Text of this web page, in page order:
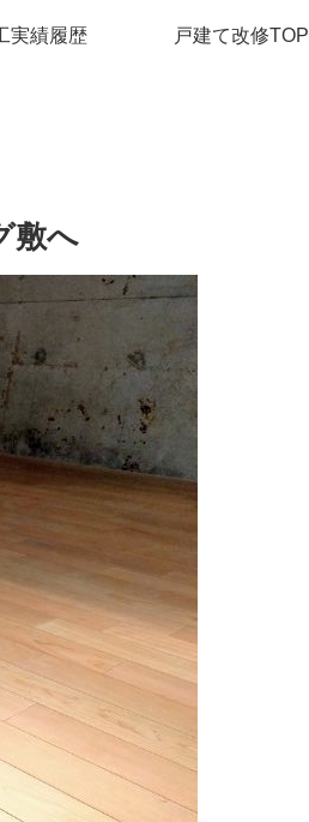
実績履歴 戸建て改修TOP
敷へ